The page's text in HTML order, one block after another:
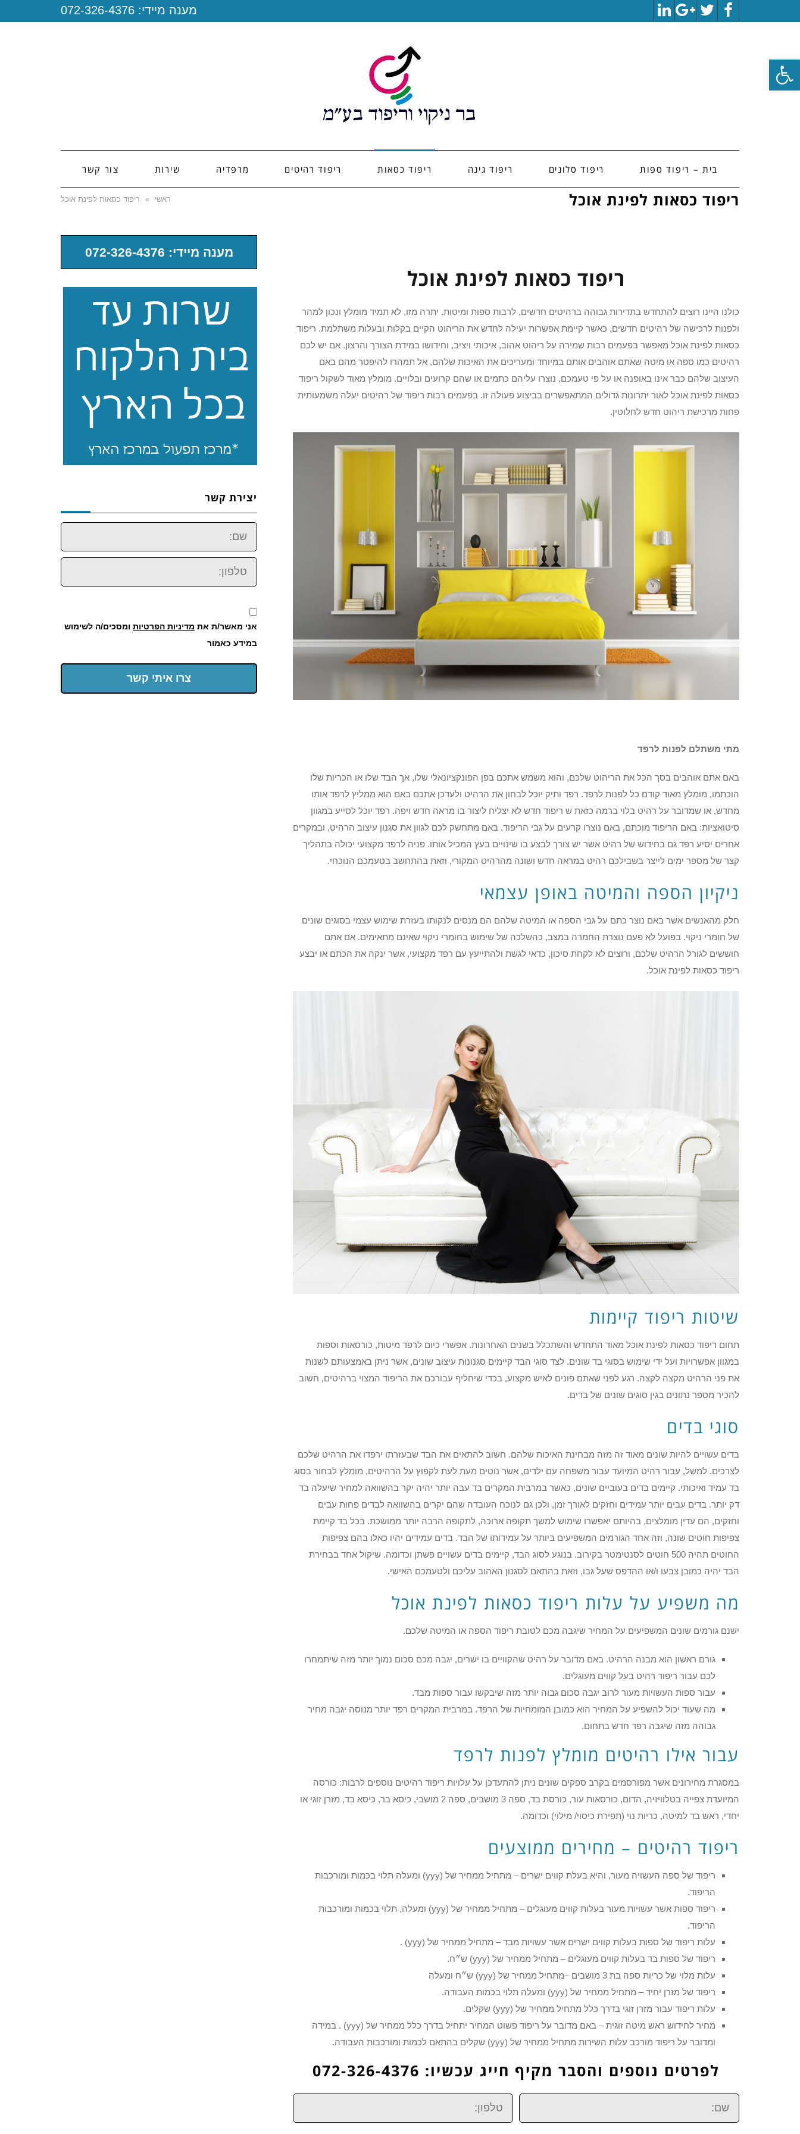
פתח סרגל נגישות
Facebook
Twitter
Google+
LinkedIn
מענה מיידי: 072-326-4376
בית – ריפוד ספות ריפוד סלונים ריפוד גינה ריפוד כסאות ריפוד רהיטים מרפדיה שירות צור קשר
ריפוד כסאות לפינת אוכל ראשי » ריפוד כסאות לפינת אוכל
ריפוד כסאות לפינת אוכל
כולנו היינו רוצים להתחדש בתדירות גבוהה ברהיטים חדשים, לרבות ספות ומיטות. יתרה מזו, לא תמיד מומלץ ונכון למהר
ולפנות לרכישה של רהיטים חדשים, כאשר קיימת אפשרות יעילה לחדש את הריהוט הקיים בקלות ובעלות משתלמת. ריפוד
כסאות לפינת אוכל מאפשר בפעמים רבות שמירה על ריהוט אהוב, איכותי ויציב, וחידושו במידת הצורך והרצון. אם יש לכם
רהיטים כמו ספה או מיטה שאתם אוהבים אותם במיוחד ומעריכים את האיכות שלהם, אל תמהרו להיפטר מהם באם
העיצוב שלהם כבר אינו באופנה או על פי טעמכם, נוצרו עליהם כתמים או שהם קרועים ובלויים. מומלץ מאוד לשקול ריפוד
כסאות לפינת אוכל לאור יתרונות גדולים המתאפשרים בביצוע פעולה זו. בפעמים רבות ריפוד של רהיטים יעלה משמעותית
פחות מרכישת ריהוט חדש לחלוטין.
מתי משתלם לפנות לרפד
באם אתם אוהבים בסך הכל את הריהוט שלכם, והוא משמש אתכם בפן הפונקציונאלי שלו, אך הבד שלו או הכריות שלו
הוכתמו, מומלץ מאוד קודם כל לפנות לרפד. רפד ותיק יוכל לבחון את הרהיט ולעדכן אתכם באם הוא ממליץ לרפד אותו
מחדש, או שמדובר על רהיט בלוי ברמה כזאת ש ריפוד חדש לא יצליח ליצור בו מראה חדש ויפה. רפד יוכל לסייע במגוון
סיטואציות: באם הריפוד מוכתם, באם נוצרו קרעים על גבי הריפוד, באם מתחשק לכם לגוון את סגנון עיצוב הרהיט, ובמקרים
אחרים יסיע רפד גם בחידוש של רהיט אשר יש צורך לבצע בו שינויים בעץ המכיל אותו. פניה לרפד מקצועי יכולה בתהליך
קצר של מספר ימים לייצר בשבילכם רהיט במראה חדש ושונה מהרהיט המקורי, וזאת בהתחשב בטעמכם הנוכחי.
ניקיון הספה והמיטה באופן עצמאי
חלק מהאנשים אשר באם נוצר כתם על גבי הספה או המיטה שלהם הם מנסים לנקותו בעזרת שימוש עצמי בסוגים שונים
של חומרי ניקוי. בפועל לא פעם נוצרת החמרה במצב, כהשלכה של שימוש בחומרי ניקוי שאינם מתאימים. אם אתם
חוששים לגורל הרהיט שלכם, ורוצים לא לקחת סיכון, כדאי לגשת ולהתייעץ עם רפד מקצועי, אשר ינקה את הכתם או יבצע
ריפוד כסאות לפינת אוכל.
שיטות ריפוד קיימות
תחום ריפוד כסאות לפינת אוכל מאוד התחדש והשתכלל בשנים האחרונות. אפשרי כיום לרפד מיטות, כורסאות וספות
במגוון אפשרויות ועל ידי שימוש בסוגי בד שונים. לצד סוגי הבד קיימים סגנונות עיצוב שונים, אשר ניתן באמצעותם לשנות
את פני הרהיט מקצה לקצה. רגע לפני שאתם פונים לאיש מקצוע, בכדי שיחליף עבורכם את הריפוד המצוי ברהיטים, חשוב
להכיר מספר נתונים בגין סוגים שונים של בדים.
סוגי בדים
בדים עשויים להיות שונים מאוד זה מזה מבחינת האיכות שלהם. חשוב להתאים את הבד שבעזרתו ירפדו את הרהיט שלכם
לצרכים. למשל, עבור רהיט המיועד עבור משפחה עם ילדים, אשר נוטים מעת לעת לקפוץ על הרהיטים, מומלץ לבחור בסוג
בד עמיד ואיכותי. קיימים בדים בעוביים שונים, כאשר במרבית המקרים בד עבה יותר יהיה יקר בהשוואה למחיר שיעלה בד
דק יותר. בדים עבים יותר עמידים וחזקים לאורך זמן, ולכן גם לנוכח העובדה שהם יקרים בהשוואה לבדים פחות עבים
וחזקים, הם עדין מומלצים, בהיותם יאפשרו שימוש למשך תקופה ארוכה, לתקופה הרבה יותר ממושכת. בכל בד קיימת
צפיפות חוטים שונה, וזה אחד הגורמים המשפיעים ביותר על עמידותו של הבד. בדים עמידים יהיו כאלו בהם צפיפות
החוטים תהיה 500 חוטים לסנטימטר בקירוב. בנוגע לסוג הבד, קיימים בדים עשויים פשתן וכדומה. שיקול אחד בבחירת
הבד יהיה כמובן צבעו ו/או ההדפס שעל גבו, וזאת בהתאם לסגנון האהוב עליכם ולטעמכם האישי.
מה משפיע על עלות ריפוד כסאות לפינת אוכל
ישנם גורמים שונים המשפיעים על המחיר שיגבה מכם לטובת ריפוד הספה או המיטה שלכם.
גורם ראשון הוא מבנה הרהיט. באם מדובר על רהיט שהקוויים בו ישרים, יגבה מכם סכום נמוך יותר מזה שיתמחרו
לכם עבור ריפוד רהיט בעל קווים מעוגלים.
עבור ספות העשויות מעור לרוב יגבה סכום גבוה יותר מזה שיבקשו עבור ספות מבד.
מה שעוד יכול להשפיע על המחיר הוא כמובן המומחיות של הרפד. במרבית המקרים רפד יותר מנוסה יגבה מחיר
גבוהה מזה שיגבה רפד חדש בתחום.
עבור אילו רהיטים מומלץ לפנות לרפד
במסגרת מחירונים אשר מפורסמים בקרב ספקים שונים ניתן להתעדכן על עלויות ריפוד רהיטים נוספים לרבות: כורסה
המיועדת צפייה בטלוויזיה, הדום, כורסאות עור, כורסת בד, ספה 3 מושבים, ספה 2 מושבי, כיסא בר, כיסא בד, מזרן זוגי או
יחדי, ראש בד למיטה, כריות נוי (תפירת כיסוי/ מילוי) וכדומה.
ריפוד רהיטים – מחירים ממוצעים
ריפוד של ספה העשויה מעור, והיא בעלת קווים ישרים – מתחיל ממחיר של (yyy) ומעלה תלוי בכמות ומורכבות
הריפוד.
ריפוד ספות אשר עשויות מעור בעלות קווים מעוגלים – מתחיל ממחיר של (yyy) ומעלה, תלוי בכמות ומורכבות
הריפוד.
עלות ריפוד של ספות בעלות קווים ישרים אשר עשויות מבד – מתחיל ממחיר של (yyy) .
ריפוד של ספות בד בעלות קווים מעוגלים – מתחיל ממחיר של (yyy) ש״ח.
עלות מלוי של כריות ספה בת 3 מושבים –מתחיל ממחיר של (yyy) ש״ח ומעלה
ריפוד של מזרן יחיד – מתחיל ממחיר של (yyy) ומעלה תלוי בכמות העבודה.
עלות ריפוד עבור מזרן זוגי בדרך כלל מתחיל ממחיר של (yyy) שקלים.
מחיר לחידוש ראש מיטה זוגית – באם מדובר על ריפוד פשוט המחיר יתחיל בדרך כלל ממחיר של (yyy) . במידה
ומדובר על ריפוד מורכב עלות השירות מתחיל ממחיר של (yyy) שקלים בהתאם לכמות ומורכבות העבודה.
לפרטים נוספים והסבר מקיף חייג עכשיו: 072-326-4376
שם: טלפון:
מענה מיידי: 072-326-4376
יצירת קשר
שם:
טלפון:
אני מאשר/ת את מדיניות הפרטיות ומסכים/ה לשימוש
במידע כאמור
צרו איתי קשר